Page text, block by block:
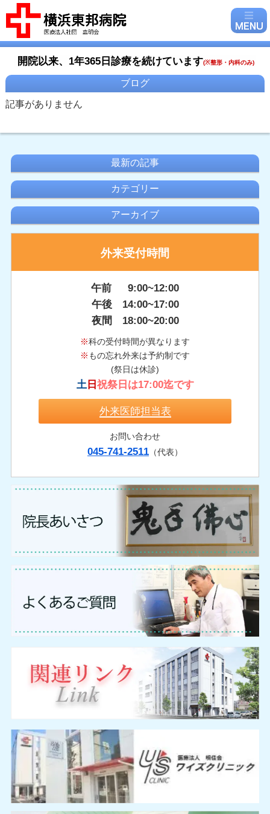
開院以来、1年365日診療を続けています(※整形・内科のみ)
ブログ
記事がありません
最新の記事
カテゴリー
アーカイブ
外来受付時間
午前 9:00~12:00
午後 14:00~17:00
夜間 18:00~20:00
※科の受付時間が異なります
※ もの忘れ外来は予約制です
(祭日は休診)
土日祝祭日は17:00迄です
外来医師担当表
お問い合わせ
045-741-2511 （代表）